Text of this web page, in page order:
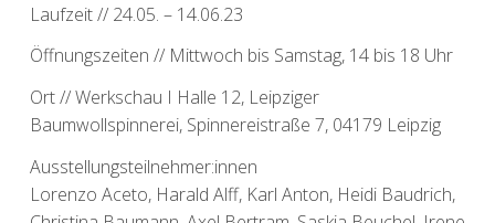
Laufzeit // 24.05. – 14.06.23
Öffnungszeiten // Mittwoch bis Samstag, 14 bis 18 Uhr
Ort // Werkschau I Halle 12, Leipziger
Baumwollspinnerei, Spinnereistraße 7, 04179 Leipzig
Ausstellungsteilnehmer:innen
Lorenzo Aceto, Harald Alff, Karl Anton, Heidi Baudrich,